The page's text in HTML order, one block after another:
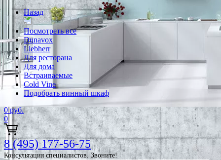
Назад
Посмотреть все
Dunavox
Liebherr
Для ресторана
Для дома
Встраиваемые
Cold Vine
Подобрать винный шкаф
0 руб.
0
8 (495) 177-56-75
Консультация специалистов. Звоните!